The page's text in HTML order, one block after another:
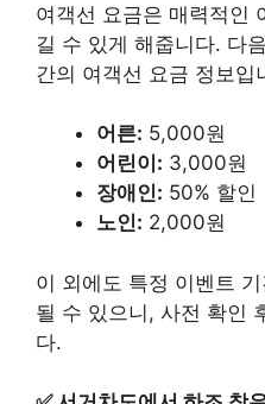
여객선 요금은 매력적인
길 수 있게 해줍니다. 다
간의 여객선 요금 정보입
어른: 5,000원
어린이: 3,000원
장애인: 50% 할인
노인: 2,000원
이 외에도 특정 이벤트
될 수 있으니, 사전 확인
다.